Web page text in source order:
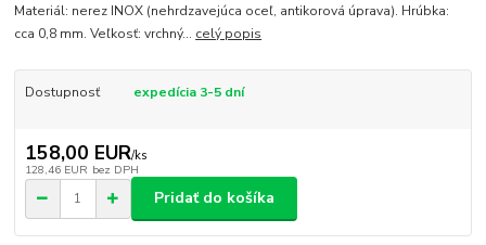
Materiál: nerez INOX (nehrdzavejúca oceľ, antikorová úprava). Hrúbka:
cca 0,8 mm. Veľkosť: vrchný... celý popis
Dostupnosť expedícia 3-5 dní
158,00 EUR/ks
128,46 EUR bez DPH
Pridať do košíka